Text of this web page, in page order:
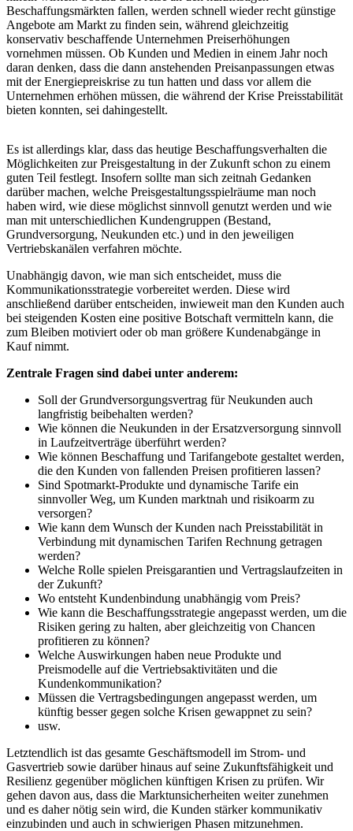
Beschaffungsmärkten fallen, werden schnell wieder recht günstige
Angebote am Markt zu finden sein, während gleichzeitig
konservativ beschaffende Unternehmen Preiserhöhungen
vornehmen müssen. Ob Kunden und Medien in einem Jahr noch
daran denken, dass die dann anstehenden Preisanpassungen etwas
mit der Energiepreiskrise zu tun hatten und dass vor allem die
Unternehmen erhöhen müssen, die während der Krise Preisstabilität
bieten konnten, sei dahingestellt.
Es ist allerdings klar, dass das heutige Beschaffungsverhalten die
Möglichkeiten zur Preisgestaltung in der Zukunft schon zu einem
guten Teil festlegt. Insofern sollte man sich zeitnah Gedanken
darüber machen, welche Preisgestaltungsspielräume man noch
haben wird, wie diese möglichst sinnvoll genutzt werden und wie
man mit unterschiedlichen Kundengruppen (Bestand,
Grundversorgung, Neukunden etc.) und in den jeweiligen
Vertriebskanälen verfahren möchte.
Unabhängig davon, wie man sich entscheidet, muss die
Kommunikationsstrategie vorbereitet werden. Diese wird
anschließend darüber entscheiden, inwieweit man den Kunden auch
bei steigenden Kosten eine positive Botschaft vermitteln kann, die
zum Bleiben motiviert oder ob man größere Kundenabgänge in
Kauf nimmt.
Zentrale Fragen sind dabei unter anderem:
Soll der Grundversorgungsvertrag für Neukunden auch
langfristig beibehalten werden?
Wie können die Neukunden in der Ersatzversorgung sinnvoll
in Laufzeitverträge überführt werden?
Wie können Beschaffung und Tarifangebote gestaltet werden,
die den Kunden von fallenden Preisen profitieren lassen?
Sind Spotmarkt-Produkte und dynamische Tarife ein
sinnvoller Weg, um Kunden marktnah und risikoarm zu
versorgen?
Wie kann dem Wunsch der Kunden nach Preisstabilität in
Verbindung mit dynamischen Tarifen Rechnung getragen
werden?
Welche Rolle spielen Preisgarantien und Vertragslaufzeiten in
der Zukunft?
Wo entsteht Kundenbindung unabhängig vom Preis?
Wie kann die Beschaffungsstrategie angepasst werden, um die
Risiken gering zu halten, aber gleichzeitig von Chancen
profitieren zu können?
Welche Auswirkungen haben neue Produkte und
Preismodelle auf die Vertriebsaktivitäten und die
Kundenkommunikation?
Müssen die Vertragsbedingungen angepasst werden, um
künftig besser gegen solche Krisen gewappnet zu sein?
usw.
Letztendlich ist das gesamte Geschäftsmodell im Strom- und
Gasvertrieb sowie darüber hinaus auf seine Zukunftsfähigkeit und
Resilienz gegenüber möglichen künftigen Krisen zu prüfen. Wir
gehen davon aus, dass die Marktunsicherheiten weiter zunehmen
und es daher nötig sein wird, die Kunden stärker kommunikativ
einzubinden und auch in schwierigen Phasen mitzunehmen.